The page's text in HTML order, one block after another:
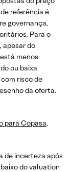
referência é
governança,
Para o
apesar do
menos
ou baixa
risco de
da oferta.
para Copasa,
de incerteza após
do valuation